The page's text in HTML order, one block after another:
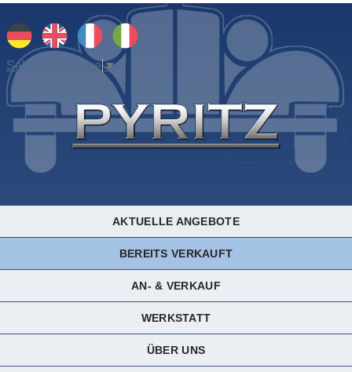
Select Language▼
AKTUELLE ANGEBOTE
BEREITS VERKAUFT
AN- & VERKAUF
WERKSTATT
ÜBER UNS